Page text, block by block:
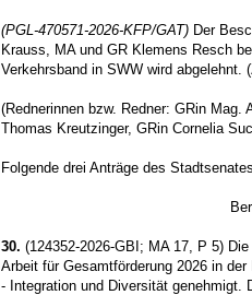
(PGL-470571-2026-KFP/GAT)Der
Krauss, MA und GR Klemens Resch
Verkehrsband in SWW wird abgelehnt.
(Rednerinnen bzw. Redner: GRin
Thomas Kreutzinger, GRin Cornelia
Folgende drei Anträge des
30. (124352-2026-GBI; MA 17, P 5)
Arbeit für Gesamtförderung 2026 in
- Integration und Diversität genehmigt.